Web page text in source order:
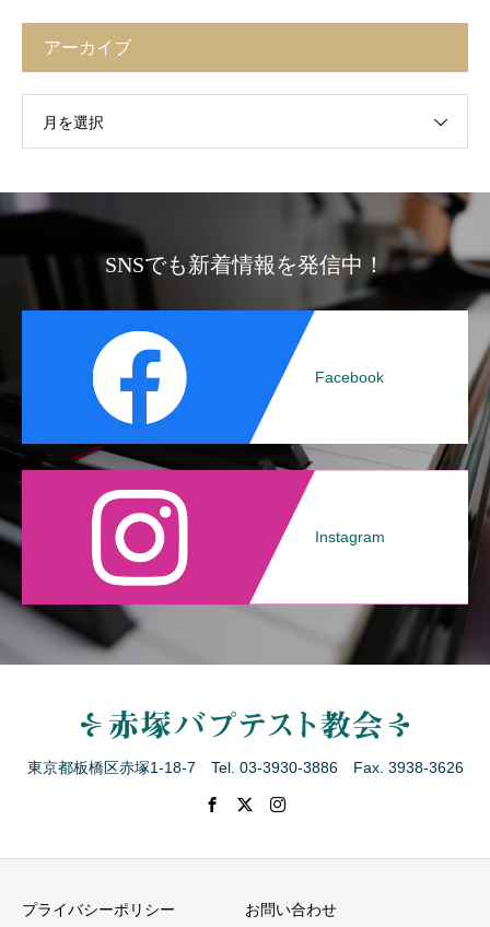
アーカイブ
月を選択
SNSでも新着情報を発信中！
Facebook
Instagram
東京都板橋区赤塚1-18-7 Tel. 03-3930-3886 Fax. 3938-3626
プライバシーポリシー お問い合わせ